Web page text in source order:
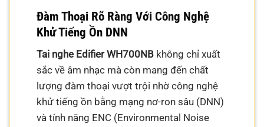
Đàm Thoại Rõ Ràng Với Công Nghệ
Khử Tiếng Ồn DNN
Tai nghe Edifier WH700NB không chỉ xuất
sắc về âm nhạc mà còn mang đến chất
lượng đàm thoại vượt trội nhờ công nghệ
khử tiếng ồn bằng mạng nơ-ron sâu (DNN)
và tính năng ENC (Environmental Noise